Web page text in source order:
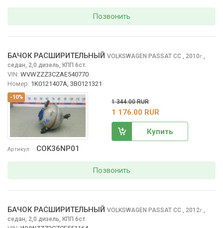
Позвонить
-10%
Артикул COK36NP01
БАЧОК РАСШИРИТЕЛЬНЫЙ VOLKSWAGEN PASSAT CC , 2010г.,
седан, 2,0 дизель, КПП 6ст.
VIN: WVWZZZ3CZAE540770
Номер: 1K0121407A, 3B0121321
1 344.00 RUR
1 176.00 RUR
Купить
Позвонить
БАЧОК РАСШИРИТЕЛЬНЫЙ VOLKSWAGEN PASSAT CC , 2012г.,
седан, 2,0 дизель, КПП 6ст.